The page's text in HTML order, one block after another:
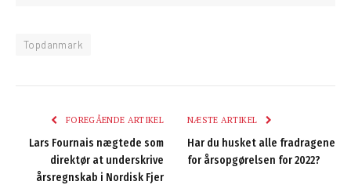
Topdanmark
FOREGÅENDE ARTIKEL
Lars Fournais nægtede som
direktør at underskrive
årsregnskab i Nordisk Fjer
NÆSTE ARTIKEL
Har du husket alle fradragene
for årsopgørelsen for 2022?